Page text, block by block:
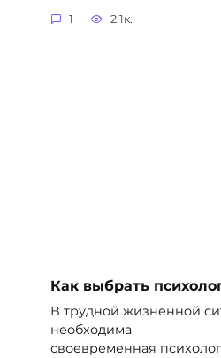
1 2.1к.
Как выбрать
В трудной жизненной
необходима
своевременная